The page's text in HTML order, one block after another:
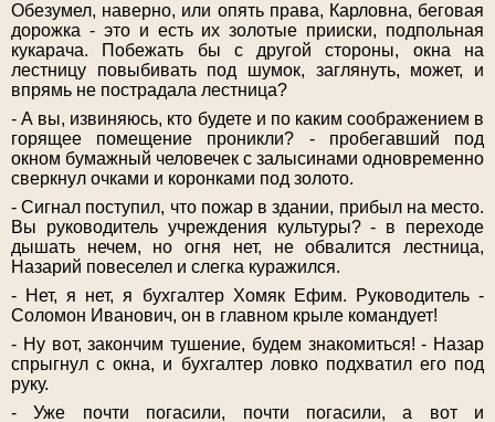
Обезумел, наверно, или опять права, Карловна, беговая
дорожка - это и есть их золотые прииски, подпольная
кукарача. Побежать бы с другой стороны, окна на
лестницу повыбивать под шумок, заглянуть, может, и
впрямь не пострадала лестница?
- А вы, извиняюсь, кто будете и по каким соображением в
горящее помещение проникли? - пробегавший под
окном бумажный человечек с залысинами одновременно
сверкнул очками и коронками под золото.
- Сигнал поступил, что пожар в здании, прибыл на место.
Вы руководитель учреждения культуры? - в переходе
дышать нечем, но огня нет, не обвалится лестница,
Назарий повеселел и слегка куражился.
- Нет, я нет, я бухгалтер Хомяк Ефим. Руководитель -
Соломон Иванович, он в главном крыле командует!
- Ну вот, закончим тушение, будем знакомиться! - Назар
спрыгнул с окна, и бухгалтер ловко подхватил его под
руку.
- Уже почти погасили, почти погасили, а вот и